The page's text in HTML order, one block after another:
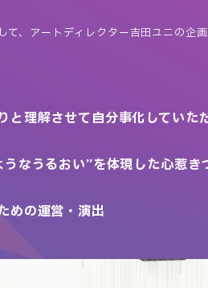
、アートディレクター吉田ユニの
と理解させて自分事化してい
なうるおい”を体現した心惹き
めの運営・演出